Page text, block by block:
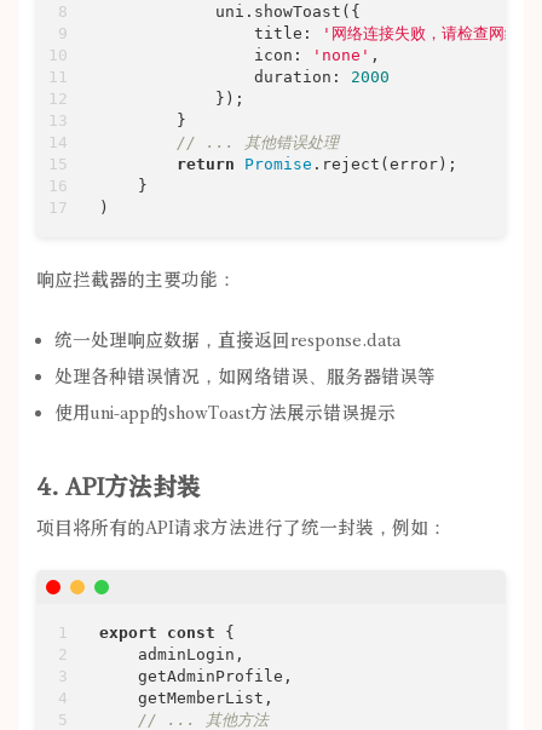
            uni.showToast({
title :
'网络连接失败，请检查网络
icon : 'none' ,
duration : 2000
            });
        }
// ... 其他错误处理
return
Promise .reject(error);
    }
)
响应拦截器的主要功能：
统一处理响应数据，直接返回response.data
处理各种错误情况，如网络错误、服务器错误等
使用uni-app的showToast方法展示错误提示
4. API方法封装
项目将所有的API请求方法进行了统一封装，例如：
export const {
    adminLogin,
    getAdminProfile,
    getMemberList,
// ... 其他方法